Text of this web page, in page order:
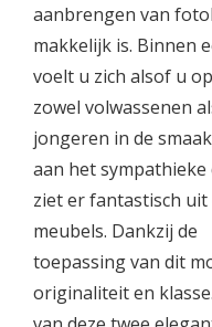
aanbrengen van
makkelijk is. Binnen
voelt u zich alsof u
zowel volwassenen
jongeren in de
aan het sympathieke
ziet er fantastisch
meubels. Dankzij de
toepassing van dit
originaliteit en